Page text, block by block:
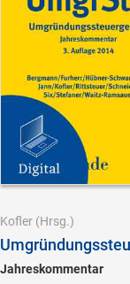
Kofler (Hrsg.)
Jahreskommentar